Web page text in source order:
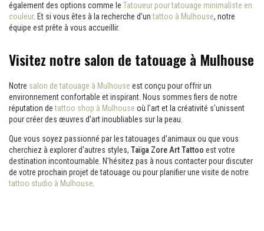
également des options comme le Tatoueur pour tatouage minimaliste en
couleur. Et si vous êtes à la recherche d'untattoo à Mulhouse, notre
équipe est prête à vous accueillir.
Visitez notre salon de tatouage à Mulhouse
Notre salon de tatouage à Mulhouse est conçu pour offrir un
environnement confortable et inspirant. Nous sommes fiers de notre
réputation detattoo shop à Mulhouse où l'art et la créativité s'unissent
pour créer des œuvres d'art inoubliables sur la peau.
Que vous soyez passionné par les tatouages d'animaux ou que vous
cherchiez à explorer d'autres styles, Taïga Zore Art Tattoo est votre
destination incontournable. N'hésitez pas à nous contacter pour discuter
de votre prochain projet de tatouage ou pour planifier une visite de notre
tattoo studio à Mulhouse